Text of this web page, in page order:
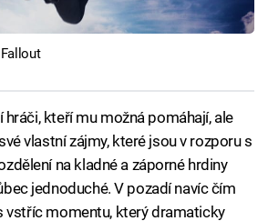
hráči, kteří mu možná pomáhají, ale
vlastní zájmy, které jsou v rozporu s
na kladné a záporné hrdiny
jednoduché. V pozadí navíc čím
vstříc momentu, který dramaticky